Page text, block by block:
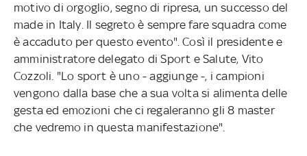
motivo di orgoglio, segno di ripresa, un successo del
made in Italy. Il segreto è sempre fare squadra come
è accaduto per questo evento". Così il presidente e
amministratore delegato di Sport e Salute, Vito
Cozzoli. "Lo sport è uno - aggiunge -, i campioni
vengono dalla base che a sua volta si alimenta delle
gesta ed emozioni che ci regaleranno gli 8 master
che vedremo in questa manifestazione".